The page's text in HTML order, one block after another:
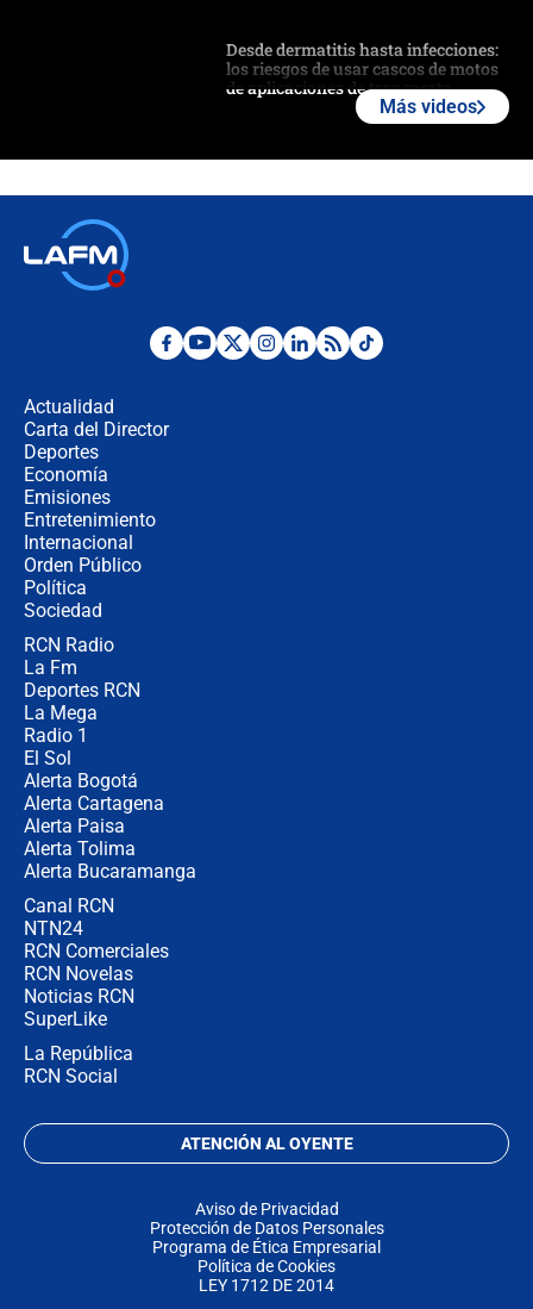
Desde dermatitis hasta infecciones:
los riesgos de usar cascos de motos
de aplicaciones de transporte
Posesión de Abelardo De La Espriella
Más videos
Actualidad
Carta del Director
Deportes
Economía
Emisiones
Entretenimiento
Internacional
Orden Público
Política
Sociedad
RCN Radio
La Fm
Deportes RCN
La Mega
Radio 1
El Sol
Alerta Bogotá
Alerta Cartagena
Alerta Paisa
Alerta Tolima
Alerta Bucaramanga
Canal RCN
NTN24
RCN Comerciales
RCN Novelas
Noticias RCN
SuperLike
La República
RCN Social
ATENCIÓN AL OYENTE
Aviso de Privacidad
Protección de Datos Personales
Programa de Ética Empresarial
Política de Cookies
LEY 1712 DE 2014